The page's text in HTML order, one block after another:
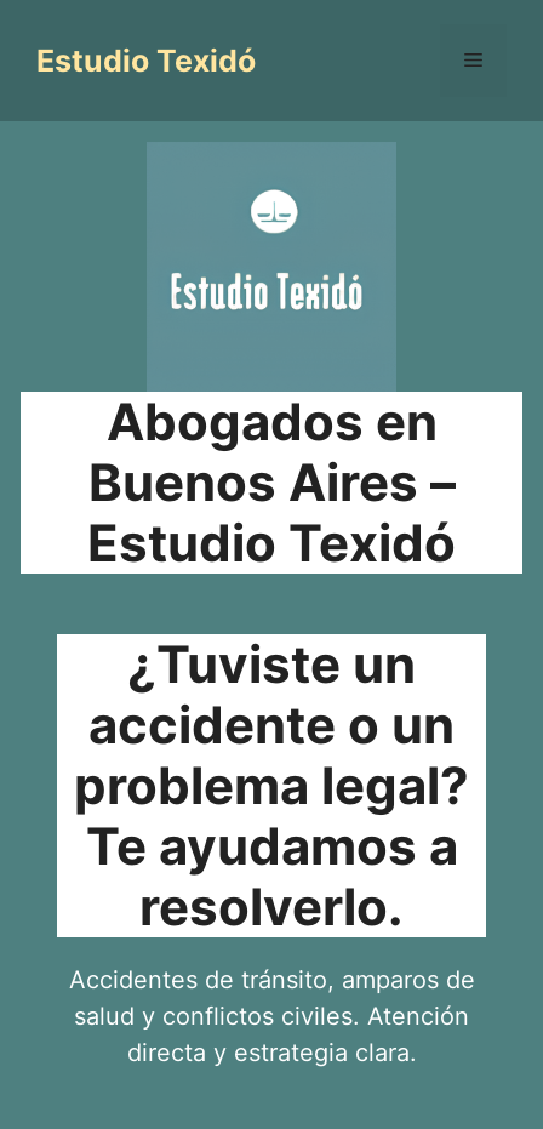
contenido
Estudio Texidó Menú
Abogados en
Buenos Aires –
Estudio Texidó
¿Tuviste un
accidente o un
problema legal?
Te ayudamos a
resolverlo.
Accidentes de tránsito, amparos de
salud y conflictos civiles. Atención
directa y estrategia clara.